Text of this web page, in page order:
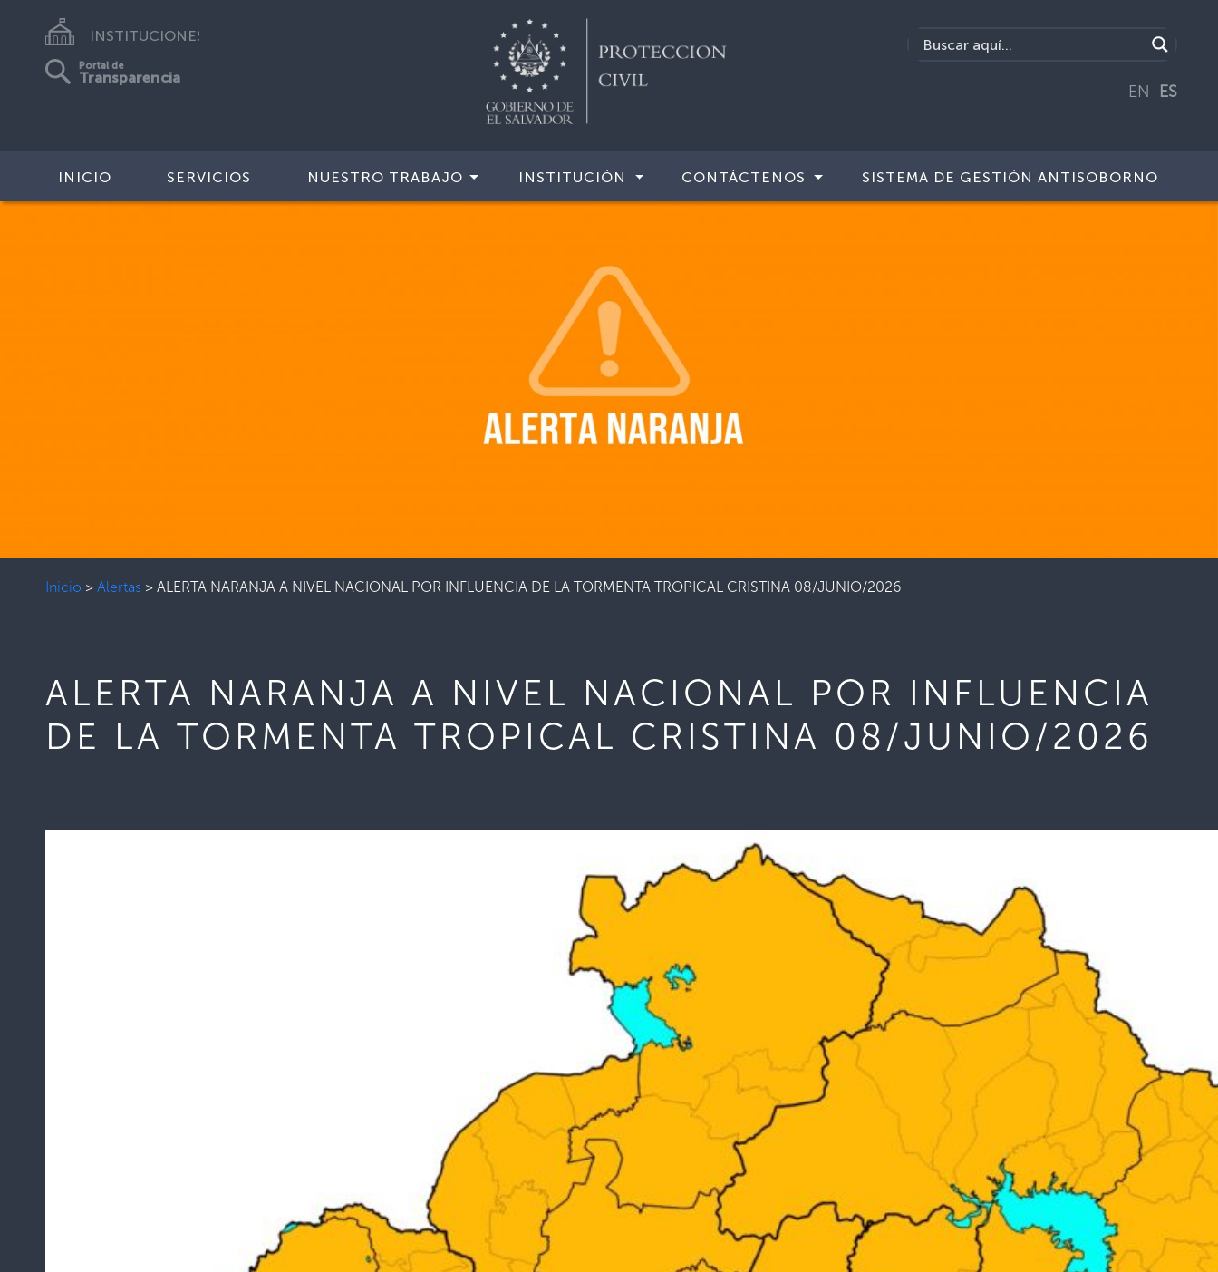
INSTITUCIONES
Portal de
Transparencia
EN ES
INICIO SERVICIOS NUESTRO TRABAJO INSTITUCIÓN CONTÁCTENOS SISTEMA DE GESTIÓN ANTISOBORNO
Inicio > Alertas > ALERTA NARANJA A NIVEL NACIONAL POR INFLUENCIA DE LA TORMENTA TROPICAL CRISTINA 08/JUNIO/2026
ALERTA NARANJA A NIVEL NACIONAL POR INFLUENCIA
DE LA TORMENTA TROPICAL CRISTINA 08/JUNIO/2026